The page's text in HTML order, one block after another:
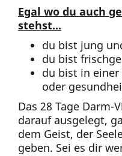
Egal wo du auch
stehst...
du bist jung
du bist
du bist in einer
oder
Das 28 Tage
darauf ausgelegt,
dem Geist, der
geben. Sei es dir